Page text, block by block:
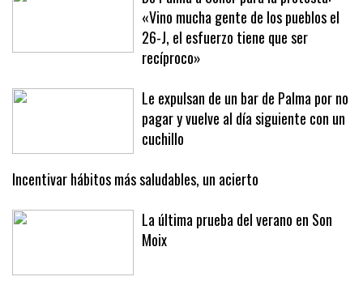
De Palma a Sóller para la protesta:
«Vino mucha gente de los pueblos el
26-J, el esfuerzo tiene que ser
recíproco»
Le expulsan de un bar de Palma por no
pagar y vuelve al día siguiente con un
cuchillo
Incentivar hábitos más saludables, un acierto
La última prueba del verano en Son